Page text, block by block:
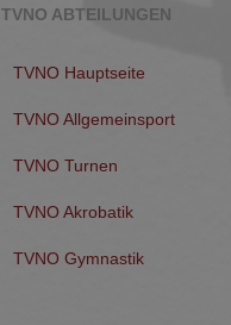
TVNO ABTEILUNGEN
TVNO Hauptseite
TVNO Allgemeinsport
TVNO Turnen
TVNO Akrobatik
TVNO Gymnastik